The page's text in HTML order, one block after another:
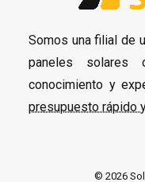
Somos una filial de
paneles
conocimiento y
presupuesto rápido
© 2026